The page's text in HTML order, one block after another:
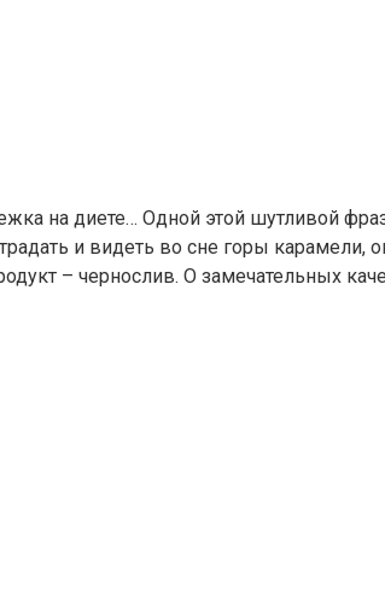
на диете… Одной этой шутливой
и видеть во сне горы
– чернослив. О замечательных